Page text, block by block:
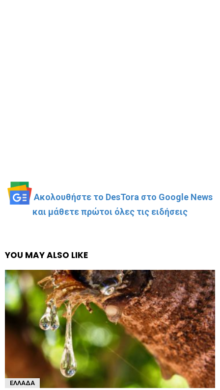
Ακολουθήστε το DesTora στο Google News
και μάθετε πρώτοι όλες τις ειδήσεις
YOU MAY ALSO LIKE
ΕΛΛΆΔΑ